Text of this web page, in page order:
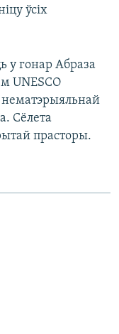
ўсіх
у гонар Абраза
UNESCO
нематэрыяльнай
Сёлета
прасторы.